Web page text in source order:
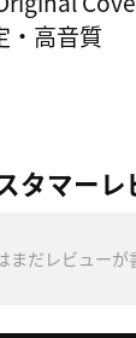
・高音質
タマーレ
まだレビューが